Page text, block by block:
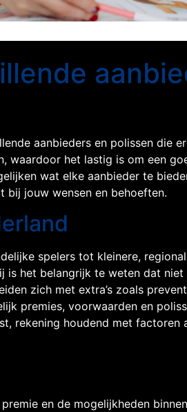
aanbieders en polissen die
waardoor het lastig is om een
wat elke aanbieder te
bij jouw wensen en behoeften.
spelers tot kleinere,
is het belangrijk te weten dat
zich met extra’s zoals
premies, voorwaarden en
rekening houdend met factoren
en de mogelijkheden